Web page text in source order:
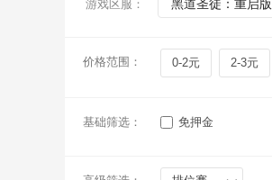
游戏区服： 黑道圣徒：重启版
价格范围： 0-2元 2-3元
基础筛选： 免押金